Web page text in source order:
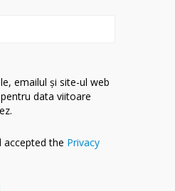
emailul și site-ul web
data viitoare
accepted the Privacy